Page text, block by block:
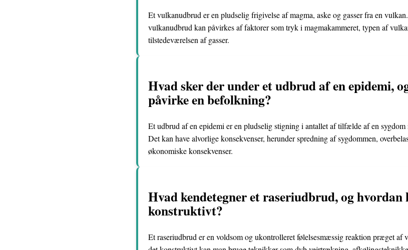
Et vulkanudbrud er en pludselig frigivelse af magma, aske og gasser fra en
vulkanudbrud kan påvirkes af faktorer som tryk i magmakammeret, typen af
tilstedeværelsen af gasser.
Hvad sker der under et udbrud af en epidemi,
påvirke en befolkning?
Et udbrud af en epidemi er en pludselig stigning i antallet af tilfælde af en
Det kan have alvorlige konsekvenser, herunder spredning af sygdommen,
økonomiske konsekvenser.
Hvad kendetegner et raseriudbrud, og
konstruktivt?
Et raseriudbrud er en voldsom og ukontrolleret følelsesmæssig reaktion præget af